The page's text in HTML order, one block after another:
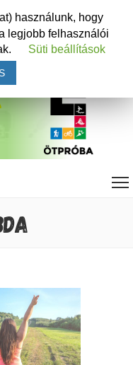
használunk, hogy
legjobb felhasználói
Süti beállítások